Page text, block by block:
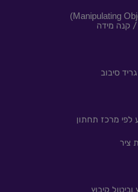
קנה מידה
סיבוב
מרכז תחתון
ציר
קיבוץ